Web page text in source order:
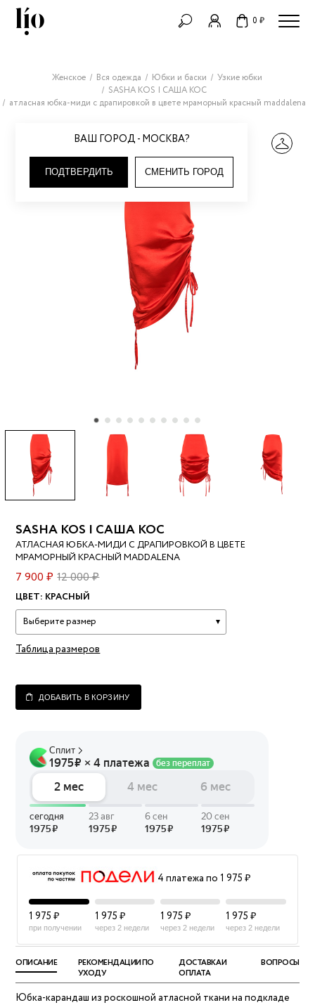
0 ₽
ВАШ ГОРОД - МОСКВА?
ПОДТВЕРДИТЬ СМЕНИТЬ ГОРОД
Женское Вся одежда Юбки и баски
Узкие юбки
SASHA KOS | САША КОС
атласная юбка-миди с драпировкой в цвете мраморный красный maddalena
SASHA KOS | САША КОС
АТЛАСНАЯ ЮБКА-МИДИ С ДРАПИРОВКОЙ В ЦВЕТЕ
МРАМОРНЫЙ КРАСНЫЙ MADDALENA
7 900 ₽ 12 000 ₽
ЦВЕТ: КРАСНЫЙ
Выберите размер
Таблица размеров
ДОБАВИТЬ В КОРЗИНУ
4 платежа по 1 975 ₽
1 975 ₽
при получении
1 975 ₽
через 2 недели
1 975 ₽
через 2 недели
1 975 ₽
через 2 недели
ОПИСАНИЕ
РЕКОМЕНДАЦИИ ПО
УХОДУ
ДОСТАВКА И
ОПЛАТА
ВОПРОСЫ
Юбка-карандаш из роскошной атласной ткани на подкладе